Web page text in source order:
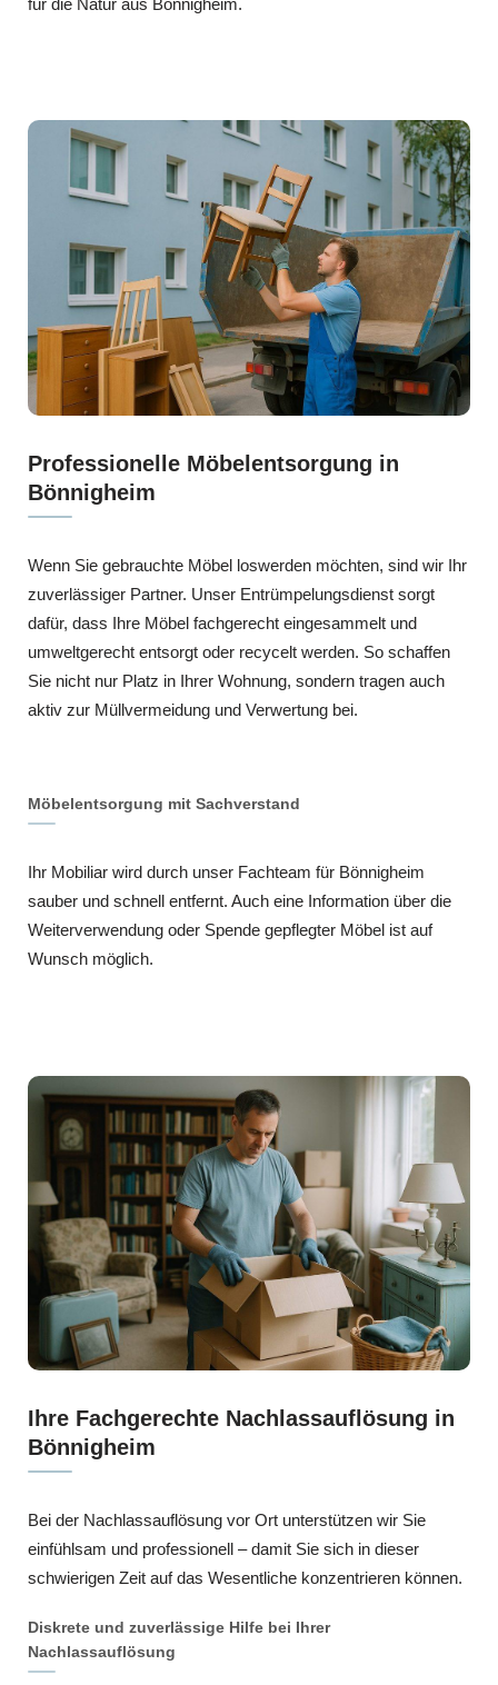
für die Natur aus Bönnigheim.
Professionelle Möbelentsorgung in
Bönnigheim
Wenn Sie gebrauchte Möbel loswerden möchten, sind wir Ihr
zuverlässiger Partner. Unser Entrümpelungsdienst sorgt
dafür, dass Ihre Möbel fachgerecht eingesammelt und
umweltgerecht entsorgt oder recycelt werden. So schaffen
Sie nicht nur Platz in Ihrer Wohnung, sondern tragen auch
aktiv zur Müllvermeidung und Verwertung bei.
Möbelentsorgung mit Sachverstand
Ihr Mobiliar wird durch unser Fachteam für Bönnigheim
sauber und schnell entfernt. Auch eine Information über die
Weiterverwendung oder Spende gepflegter Möbel ist auf
Wunsch möglich.
Ihre Fachgerechte Nachlassauflösung in
Bönnigheim
Bei der Nachlassauflösung vor Ort unterstützen wir Sie
einfühlsam und professionell – damit Sie sich in dieser
schwierigen Zeit auf das Wesentliche konzentrieren können.
Diskrete und zuverlässige Hilfe bei Ihrer
Nachlassauflösung